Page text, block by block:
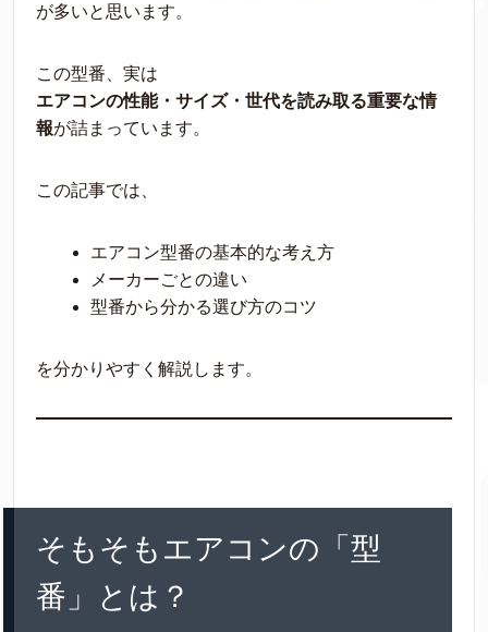
が多いと思います。
この型番、実は
エアコンの性能・サイズ・世代を読み取る重要な情
報が詰まっています。
この記事では、
エアコン型番の基本的な考え方
メーカーごとの違い
型番から分かる選び方のコツ
を分かりやすく解説します。
そもそもエアコンの「型
番」とは？